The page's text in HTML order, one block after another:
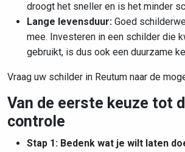
droogt het sneller en is het minder
Lange levensduur: Goed
mee. Investeren in een schilder die
gebruikt, is dus ook een duurzame
Vraag uw schilder in Reutum naar de
Van de eerste keuze tot
controle
Stap 1: Bedenk wat je wilt laten